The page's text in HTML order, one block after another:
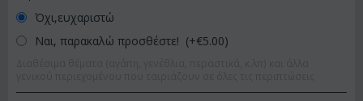
Όχι,ευχαριστώ
Ναι, παρακαλώ προσθέστε! (+€5.00)